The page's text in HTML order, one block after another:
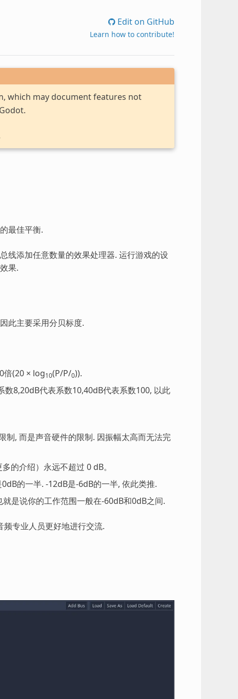
Edit on GitHub
Learn how to contribute!
which may document features not
最佳平衡.
线添加任意数量的效果处理器. 运行游戏的设
果.
此主要采用分贝标度.
倍(20 × log10(P/P/0)).
8,20dB代表系数10,40dB代表系数100, 以此
制, 而是声音硬件的限制. 因振幅太高而无法完
的介绍）永远不超过 0 dB。
的一半. -12dB是-6dB的一半, 依此类推.
是说你的工作范围一般在-60dB和0dB之间.
专业人员更好地进行交流.